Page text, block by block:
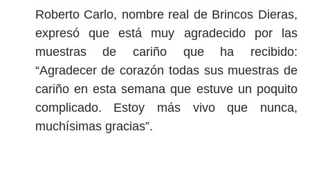
Roberto Carlo, nombre real de Brincos Dieras,
expresó que está muy agradecido por las
muestras de cariño que ha recibido:
“Agradecer de corazón todas sus muestras de
cariño en esta semana que estuve un poquito
complicado. Estoy más vivo que nunca,
muchísimas gracias”.